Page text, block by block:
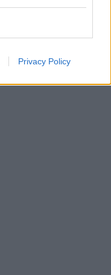
Privacy Policy